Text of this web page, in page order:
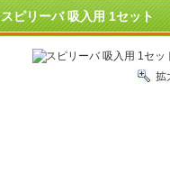
スピリーバ 吸入用 1セット